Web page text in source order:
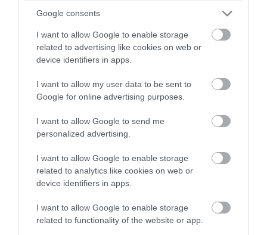
Google consents
I want to allow Google to enable storage
related to advertising like cookies on web or
device identifiers in apps.
I want to allow my user data to be sent to
Google for online advertising purposes.
I want to allow Google to send me
personalized advertising.
I want to allow Google to enable storage
related to analytics like cookies on web or
device identifiers in apps.
I want to allow Google to enable storage
related to functionality of the website or app.
Η απόλυρη διάλυση ενός κράτους: Ούτε